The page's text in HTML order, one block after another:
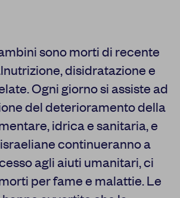
sono morti di recente
disidratazione e
Ogni giorno si assiste ad
del deterioramento della
idrica e sanitaria, e
continueranno a
agli aiuti umanitari, ci
per fame e malattie. Le